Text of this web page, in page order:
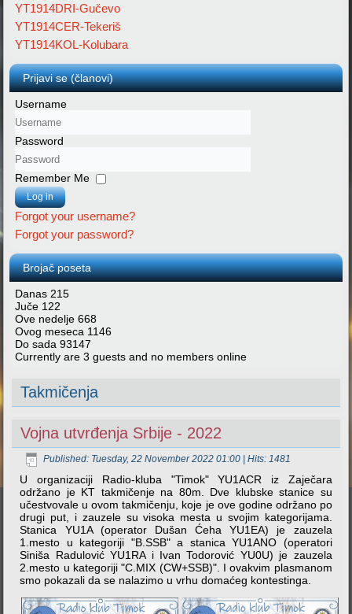
YT1914DRI-Gučevo
YT1914CER-Tekeriš
YT1914KOL-Kolubara
Prijavi se (članovi)
Username
Password
Remember Me
Log in
Forgot your username?
Forgot your password?
Brojač poseta
Danas 215
Juče 122
Ove nedelje668
Ovog meseca 1146
Do sada93147
Currently are 3 guests and no members online
Takmičenja
Vojna utvrđenja Srbije - 2022
Published: Tuesday, 22 November 2022 01:00 | Hits: 1481
U organizaciji Radio-kluba "Timok" YU1ACR iz Zaječara
održano je KT takmičenje na 80m. Dve klubske stanice su
učestvovale u ovom takmičenju, koje je ove godine održano po
drugi put, i zauzele su visoka mesta u svojim kategorijama.
Stanica YU1A (operator Dušan Ćeha YU1EA) je zauzela
1.mesto u kategoriji "B.SSB" a stanica YU1ANO (operatori
Siniša Radulović YU1RA i Ivan Todorović YU0U) je zauzela
2.mesto u kategoriji "C.MIX (CW+SSB)". I ovakvim plasmanom
smo pokazali da se nalazimo u vrhu domaćeg kontestinga.